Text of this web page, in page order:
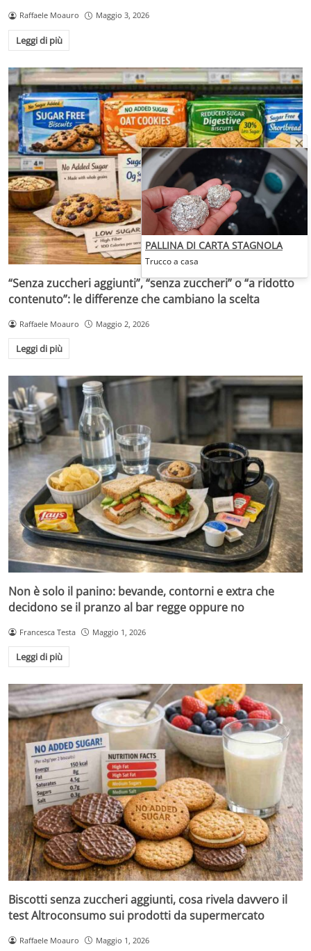
Raffaele Moauro Maggio 3, 2026
Leggi di più
“Senza zuccheri aggiunti”, “senza zuccheri” o “a ridotto
contenuto”: le differenze che cambiano la scelta
Raffaele Moauro Maggio 2, 2026
Leggi di più
Non è solo il panino: bevande, contorni e extra che
decidono se il pranzo al bar regge oppure no
Francesca Testa Maggio 1, 2026
Leggi di più
Biscotti senza zuccheri aggiunti, cosa rivela davvero il
test Altroconsumo sui prodotti da supermercato
Raffaele Moauro Maggio 1, 2026
PALLINA DI CARTA STAGNOLA
Trucco a casa